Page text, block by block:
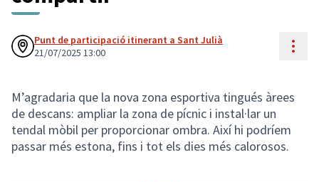
Punt de participació itinerant a Sant Julià
21/07/2025 13:00
M’agradaria que la nova zona esportiva tingués àrees
de descans: ampliar la zona de pícnic i instal·lar un
tendal mòbil per proporcionar ombra. Així hi podríem
passar més estona, fins i tot els dies més calorosos.